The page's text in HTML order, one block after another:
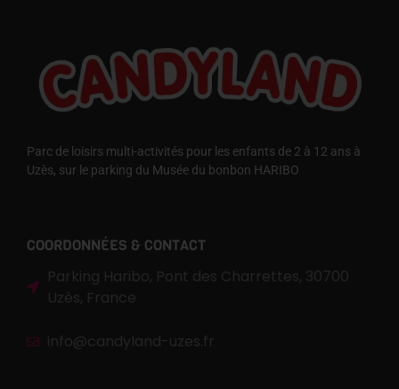
Parc de loisirs multi-activités pour les enfants de 2 à 12 ans à
Uzès, sur le parking du Musée du bonbon HARIBO
COORDONNÉES & CONTACT
Parking Haribo, Pont des Charrettes, 30700
Uzès, France
info@candyland-uzes.fr